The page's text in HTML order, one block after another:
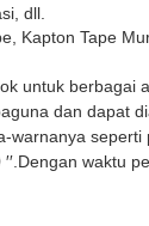
dll.
Kapton Tape
untuk
dan dapat
warnanya
′′.Dengan